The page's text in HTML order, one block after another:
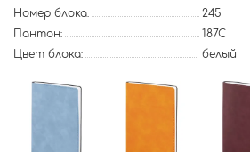
Номер блока:
245
Пантон:
187C
Цвет блока:
белый